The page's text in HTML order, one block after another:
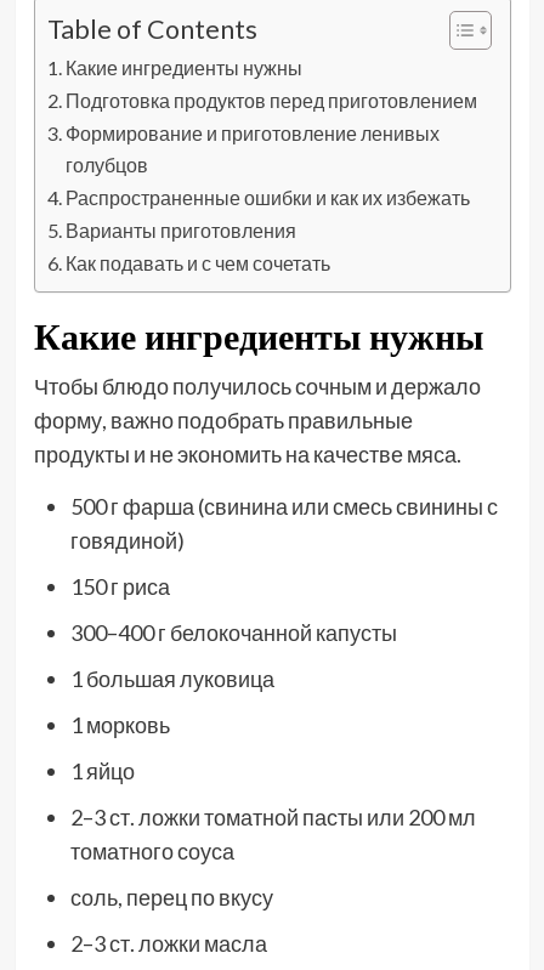
Table of Contents
Какие ингредиенты нужны
Подготовка продуктов перед приготовлением
Формирование и приготовление ленивых
голубцов
Распространенные ошибки и как их избежать
Варианты приготовления
Как подавать и с чем сочетать
Какие ингредиенты нужны
Чтобы блюдо получилось сочным и держало
форму, важно подобрать правильные
продукты и не экономить на качестве мяса.
500 г фарша (свинина или смесь свинины с
говядиной)
150 г риса
300–400 г белокочанной капусты
1 большая луковица
1 морковь
1 яйцо
2–3 ст. ложки томатной пасты или 200 мл
томатного соуса
соль, перец по вкусу
2–3 ст. ложки масла